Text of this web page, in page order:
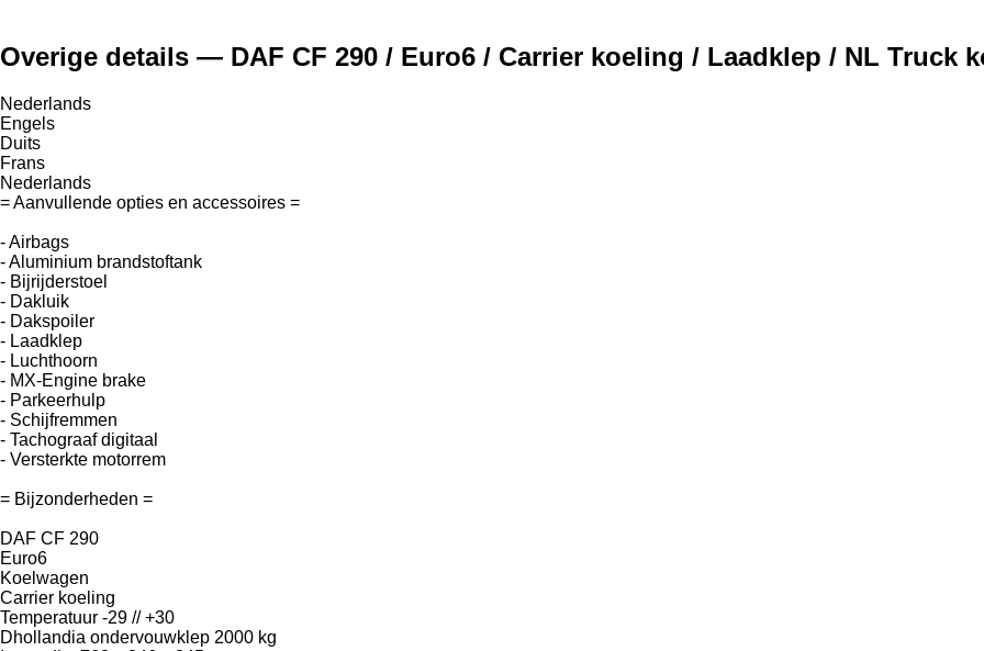
Overige details — DAF CF 290 / Euro6 / Carrier koeling / Laadklep / NL Truck
Nederlands
Engels
Duits
Frans
Nederlands
= Aanvullende opties en accessoires =
- Airbags
- Aluminium brandstoftank
- Bijrijderstoel
- Dakluik
- Dakspoiler
- Laadklep
- Luchthoorn
- MX-Engine brake
- Parkeerhulp
- Schijfremmen
- Tachograaf digitaal
- Versterkte motorrem
= Bijzonderheden =
DAF CF 290
Euro6
Koelwagen
Carrier koeling
Temperatuur -29 // +30
Dhollandia ondervouwklep 2000 kg